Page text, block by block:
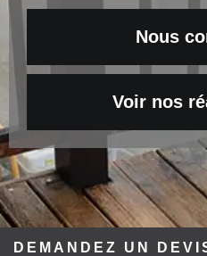
Nous
Voir nos
DEMANDEZ UN